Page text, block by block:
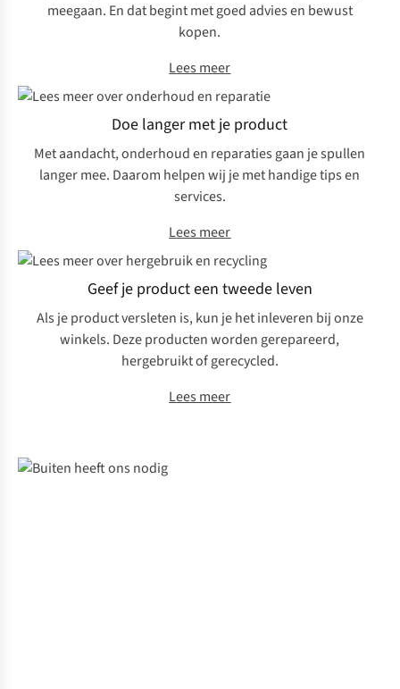
meegaan. En dat begint met goed advies en bewust
kopen.
Lees meer
Doe langer met je product
Met aandacht, onderhoud en reparaties gaan je spullen
langer mee. Daarom helpen wij je met handige tips en
services.
Lees meer
Geef je product een tweede leven
Als je product versleten is, kun je het inleveren bij onze
winkels. Deze producten worden gerepareerd,
hergebruikt of gerecycled.
Lees meer